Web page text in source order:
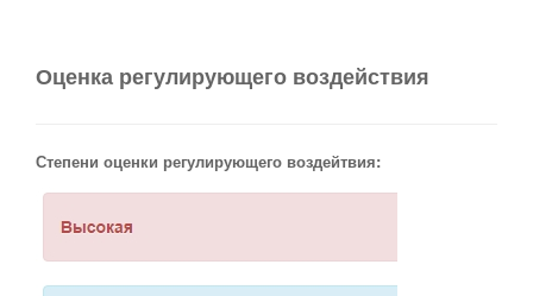
Оценка регулирующего воздействия
Степени оценки регулирующего воздейтвия: